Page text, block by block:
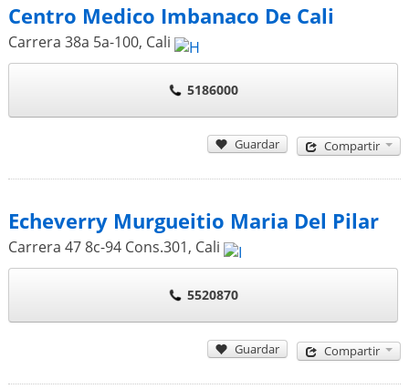
Centro Medico Imbanaco De Cali
Carrera 38a 5a-100, Cali
5186000
Guardar Compartir
Echeverry Murgueitio Maria Del Pilar
Carrera 47 8c-94 Cons.301, Cali
5520870
Guardar Compartir